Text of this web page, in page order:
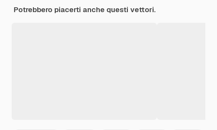
Potrebbero piacerti anche questi vettori.